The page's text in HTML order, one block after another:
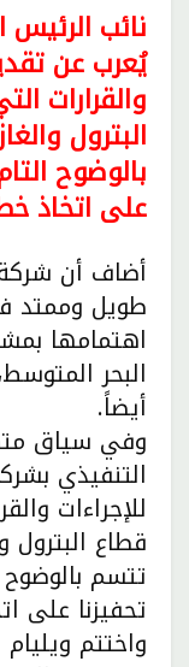
نائب
يُعرب عن
والقرارات
البترول
بالوضوح
على اتخاذ
أضاف أن شركة
طويل وممتد
اهتمامها
البحر
أيضاً.
وفي سياق
التنفيذي
للإجراءات
قطاع البترول
تتسم
تحفيزنا على
واختتم